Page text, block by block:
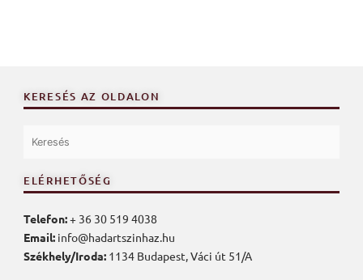
KERESÉS AZ OLDALON
ELÉRHETŐSÉG
Telefon:+ 36 30 519 4038
Email: info@hadartszinhaz.hu
Székhely/Iroda: 1134 Budapest, Váci út 51/A